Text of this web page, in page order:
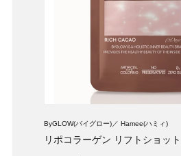
ByGLOW(バイグロー) Hamee(ハミィ)
リポコラーゲン リフトショッ